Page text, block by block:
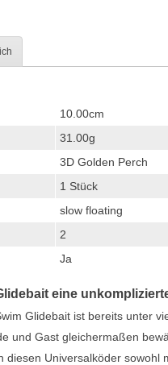
10.00cm
31.00g
3D Golden Perch
1 Stück
slow floating
2
Ja
eine
Glidebait ist bereits unter
und Gast gleichermaßen
diesen Universalköder sowohl